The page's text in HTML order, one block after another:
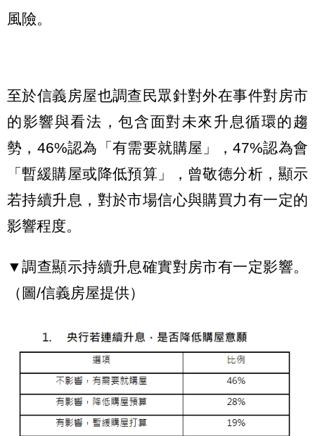
風險。
至於信義房屋也調查民眾針對外在事件對房市
的影響與看法，包含面對未來升息循環的趨
勢，46%認為「有需要就購屋」，47%認為會
「暫緩購屋或降低預算」，曾敬德分析，顯示
若持續升息，對於市場信心與購買力有一定的
影響程度。
▼調查顯示持續升息確實對房市有一定影響。
（圖/信義房屋提供）